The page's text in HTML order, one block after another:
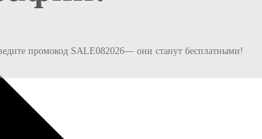
промокод SALE082026— они станут бесплатными!